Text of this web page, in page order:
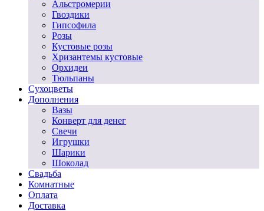
Альстромерии
Гвоздики
Гипсофила
Розы
Кустовые розы
Хризантемы кустовые
Орхидеи
Тюльпаны
Сухоцветы
Дополнения
Вазы
Конверт для денег
Свечи
Игрушки
Шарики
Шоколад
Свадьба
Комнатные
Оплата
Доставка